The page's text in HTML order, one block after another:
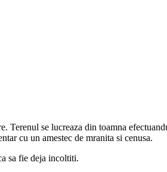
Terenul se lucreaza din toamna
cu un amestec de mranita si cenusa.
sa fie deja incoltiti.